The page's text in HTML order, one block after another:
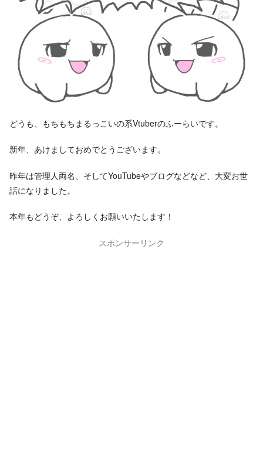
どうも、もちもちまるっこいの系Vtuberのふーらいです。
新年、あけましておめでとうございます。
昨年は管理人両名、そしてYouTubeやブログなどなど、大変お世
話になりました。
本年もどうぞ、よろしくお願いいたします！
スポンサーリンク